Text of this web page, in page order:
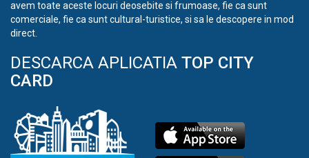
avem toate aceste locuri deosebite si frumoase, fie ca sunt
comerciale, fie ca sunt cultural-turistice, si sa le descopere in mod
direct.
DESCARCA APLICATIA TOP CITY
CARD